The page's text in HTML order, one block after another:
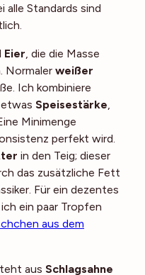
alle Standards sind
Eier, die die Masse
Normaler weißer
Ich kombiniere
Speisestärke,
Minimenge
perfekt wird.
in den Teig; dieser
das zusätzliche Fett
Für ein dezentes
ich ein paar Tropfen
aus dem
aus Schlagsahne